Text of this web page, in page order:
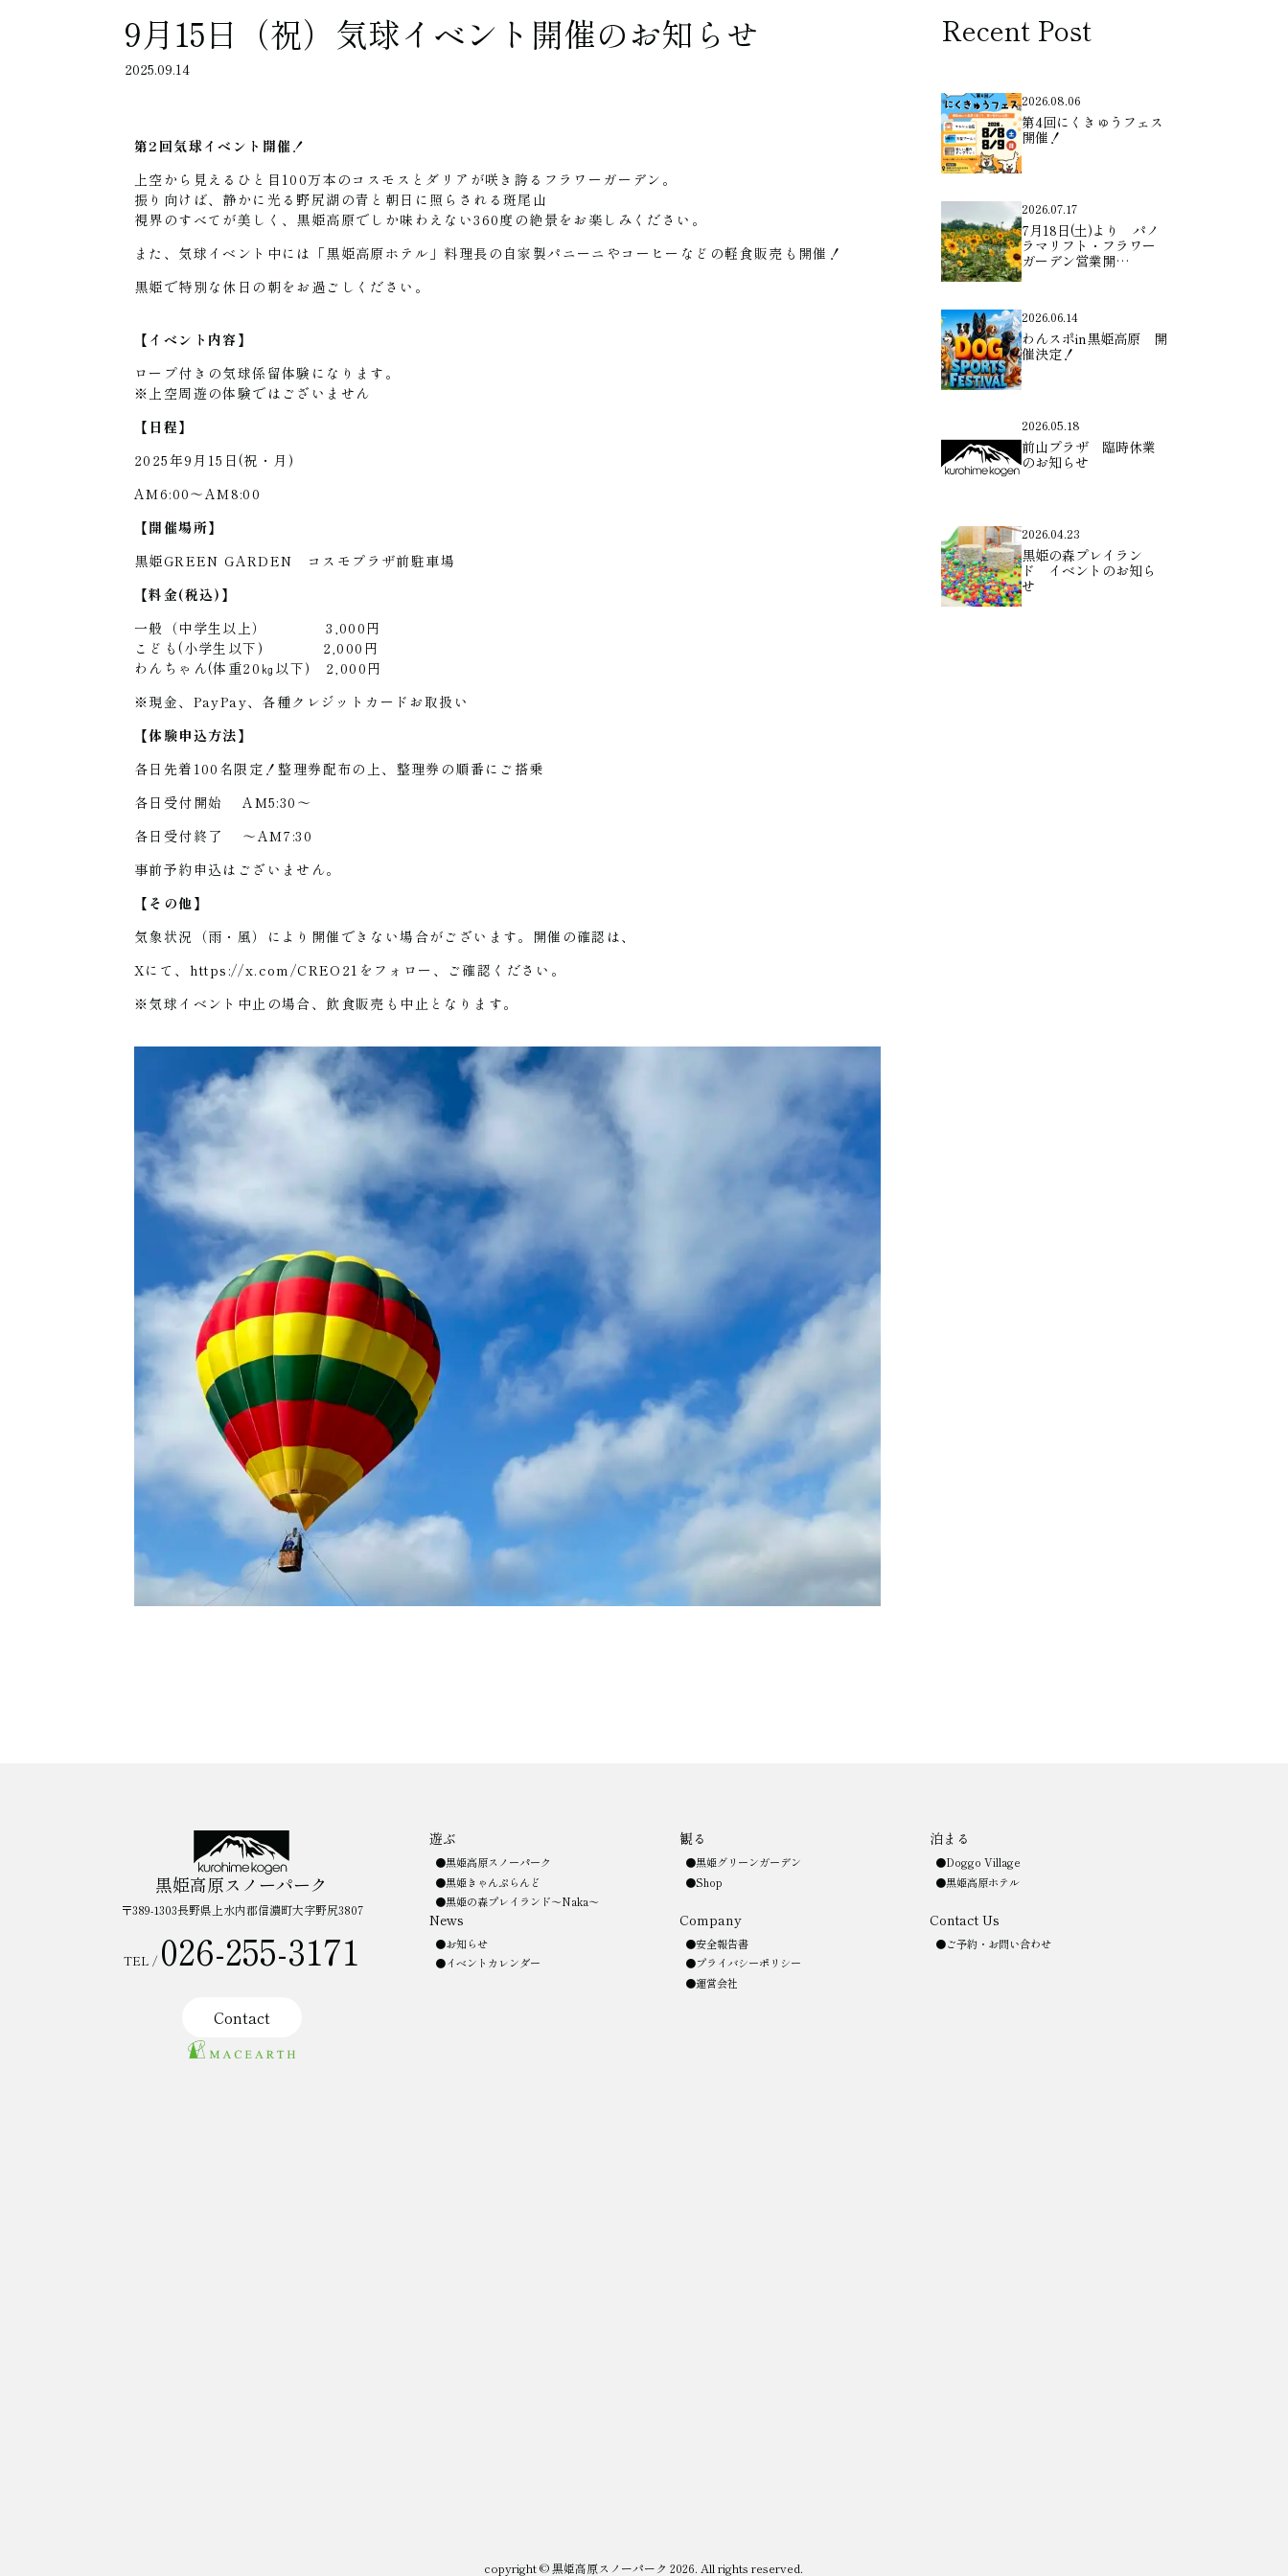
9月15日（祝）気球イベント開催のお知らせ
2025.09.14
第2 回気球イベント開催！
上空から見えるひと目100万本のコスモスとダリアが咲き誇るフラワーガーデン。
振り向けば、静かに光る野尻湖の青と朝日に照らされる斑尾山
視界のすべてが美しく、黒姫高原でしか味わえない360度の絶景をお楽しみください。
また、気球イベント中には「黒姫高原ホテル」料理長の自家製パニーニやコーヒーなどの軽食販売も開催！
黒姫で特別な休日の朝をお過ごしください。
【イベント内容】
ロープ付きの気球係留体験になります。
※上空周遊の体験ではございません
【日程】
2025年9月15日(祝・月)
AM6:00～AM8:00
【開催場所】
黒姫GREEN GARDEN コスモプラザ前駐車場
【料金(税込)】
一般（中学生以上） 3,000円
こども(小学生以下) 2,000円
わんちゃん(体重20㎏以下) 2,000円
※現金、PayPay、各種クレジットカードお取扱い
【体験申込方法】
各日先着100名限定！整理券配布の上、整理券の順番にご搭乗
各日受付開始 AM5:30～
各日受付終了 ～AM7:30
事前予約申込はございません。
【その他】
気象状況（雨・風）により開催できない場合がございます。開催の確認は、
Xにて、 https://x.com/CREO21 をフォロー、ご確認ください。
※気球イベント中止の場合、飲食販売も中止となります。
Recent Post
2026.08.06
第4回にくきゅうフェス
開催！
2026.07.17
7月18日(土)より パノ
ラマリフト・フラワー
ガーデン営業開…
2026.06.14
わんスポin黒姫高原 開
催決定！
2026.05.18
前山プラザ 臨時休業
のお知らせ
2026.04.23
黒姫の森プレイラン
ド イベントのお知ら
せ
黒姫高原スノーパーク
〒389-1303長野県上水内郡信濃町大字野尻3807
TEL / 026-255-3171
Contact
遊ぶ
黒姫高原スノーパーク
黒姫きゃんぷらんど
黒姫の森プレイランド〜Naka〜
観る
黒姫グリーンガーデン
Shop
泊まる
Doggo Village
黒姫高原ホテル
News
お知らせ
イベントカレンダー
Company
安全報告書
プライバシーポリシー
運営会社
Contact Us
ご予約・お問い合わせ
copyright © 黒姫高原スノーパーク 2026. All rights reserved.